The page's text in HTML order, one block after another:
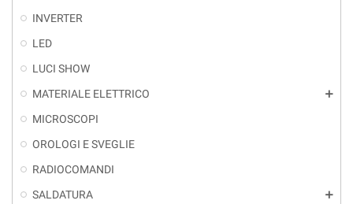
INVERTER
LED
LUCI SHOW
MATERIALE ELETTRICO
add
MICROSCOPI
OROLOGI E SVEGLIE
RADIOCOMANDI
SALDATURA
add